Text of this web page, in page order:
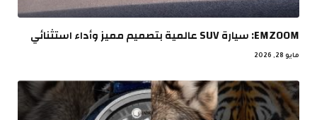
EMZOOM: سيارة SUV عالمية بتصميم مميز وأداء استثنائي
مايو 28, 2026